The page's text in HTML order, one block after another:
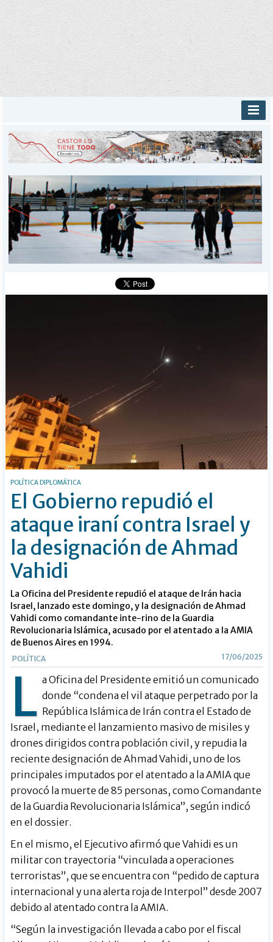
INICIO
PROVINCIALES
DEPORTES
POLICIALES
I-DIARIO
MÁS
BÚSQUEDA
POLÍTICA DIPLOMÁTICA
El Gobierno repudió el
ataque iraní contra Israel y
la designación de Ahmad
Vahidi
La Oficina del Presidente repudió el ataque de Irán hacia
Israel, lanzado este domingo, y la designación de Ahmad
Vahidi como comandante inte-rino de la Guardia
Revolucionaria Islámica, acusado por el atentado a la AMIA
de Buenos Aires en 1994.
POLÍTICA 17/06/2025
L a Oficina del Presidente emitió un comunicado
donde “condena el vil ataque perpetrado por la
República Islámica de Irán contra el Estado de
Israel, mediante el lanzamiento masivo de misiles y
drones dirigidos contra población civil, y repudia la
reciente designación de Ahmad Vahidi, uno de los
principales imputados por el atentado a la AMIA que
provocó la muerte de 85 personas, como Comandante
de la Guardia Revolucionaria Islámica”, según indicó
en el dossier.
En el mismo, el Ejecutivo afirmó que Vahidi es un
militar con trayectoria “vinculada a operaciones
terroristas”, que se encuentra con “pedido de captura
internacional y una alerta roja de Interpol” desde 2007
debido al atentado contra la AMIA.
“Según la investigación llevada a cabo por el fiscal